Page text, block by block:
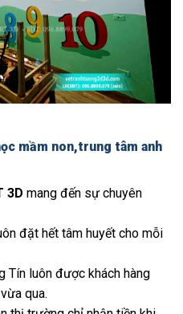
mầm non,trung tâm anh
3D mang đến sự chuyên
đặt hết tâm huyết cho mỗi
Tín luôn được khách hàng
qua.